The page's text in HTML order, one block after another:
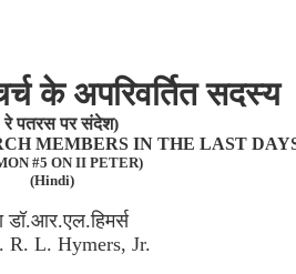
के अपरिवर्तित सदस्य
रे पतरस पर संदेश)
MEMBERS IN THE LAST
#5 ON II PETER)
(Hindi)
डॉ.आर.एल.हिमर्स
R. L. Hymers, Jr.